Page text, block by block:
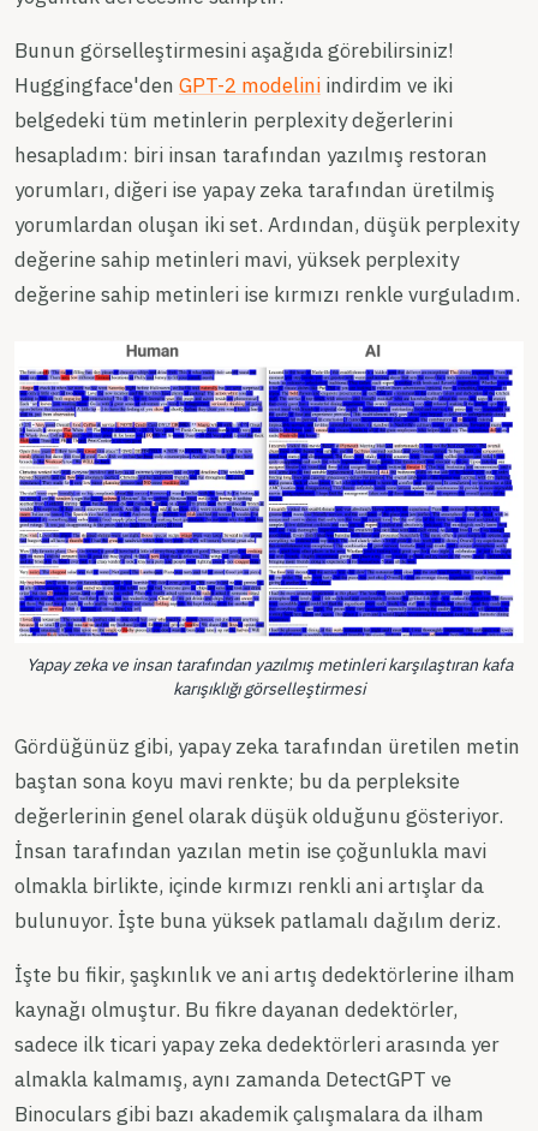
Bunun görselleştirmesini aşağıda görebilirsiniz!
Huggingface'den GPT-2 modelini indirdim ve iki
belgedeki tüm metinlerin perplexity değerlerini
hesapladım: biri insan tarafından yazılmış restoran
yorumları, diğeri ise yapay zeka tarafından üretilmiş
yorumlardan oluşan iki set. Ardından, düşük perplexity
değerine sahip metinleri mavi, yüksek perplexity
değerine sahip metinleri ise kırmızı renkle vurguladım.
Yapay zeka ve insan tarafından yazılmış metinleri karşılaştıran kafa
karışıklığı görselleştirmesi
Gördüğünüz gibi, yapay zeka tarafından üretilen metin
baştan sona koyu mavi renkte; bu da perpleksite
değerlerinin genel olarak düşük olduğunu gösteriyor.
İnsan tarafından yazılan metin ise çoğunlukla mavi
olmakla birlikte, içinde kırmızı renkli ani artışlar da
bulunuyor. İşte buna yüksek patlamalı dağılım deriz.
İşte bu fikir, şaşkınlık ve ani artış dedektörlerine ilham
kaynağı olmuştur. Bu fikre dayanan dedektörler,
sadece ilk ticari yapay zeka dedektörleri arasında yer
almakla kalmamış, aynı zamanda DetectGPT ve
Binoculars gibi bazı akademik çalışmalara da ilham